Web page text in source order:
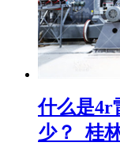
什么是4r
少？_桂